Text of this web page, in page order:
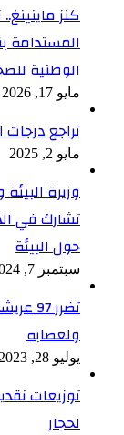
كنز
المستدامة
الوطنية
مايو 17, 2026
تراجع
مايو 2, 2025
وزيرة
تشارك في
حول البيئة
سبتمبر 7, 2024
تضرر
ولعصابه
يوليو 28, 2023
توزيعات
لحجار